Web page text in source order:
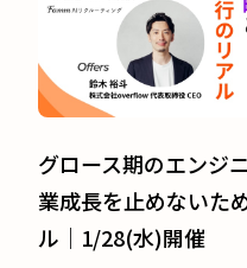
グロース期のエンジ
業成長を止めないた
ル｜1/28(水)開催